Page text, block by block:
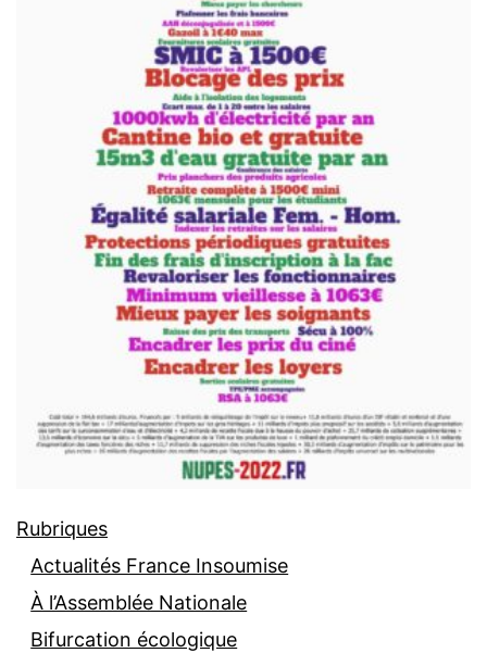
Rubriques
Actualités France Insoumise
À l’Assemblée Nationale
Bifurcation écologique